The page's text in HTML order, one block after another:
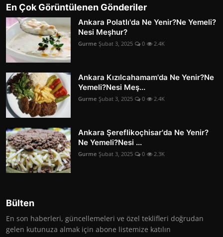
En Çok Görüntülenen Gönderiler
Ankara Polatlı'da Ne Yenir?Ne Yemeli?
Nesi Meşhur?
Gurme Şubat 3, 2025 0 2.4K
Ankara Kızılcahamam'da Ne Yenir?Ne
Yemeli?Nesi Meş...
Gurme Şubat 3, 2025 0 2.4K
Ankara Şereflikoçhisar'da Ne Yenir?
Ne Yemeli?Nesi ...
Gurme Şubat 3, 2025 0 2.3K
Bülten
En son haberleri, güncellemeleri ve özel teklifleri doğrudan
gelen kutunuza almak için abone listemize katılın